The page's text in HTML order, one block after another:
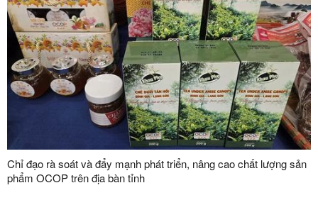
Chỉ đạo rà soát và đẩy mạnh phát triển, nâng cao chất lượng sản
phẩm OCOP trên địa bàn tỉnh